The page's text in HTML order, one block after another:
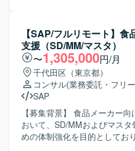
テストを行っていただきます
査・原因分析・改修対応、な
発を行います。また、JP1を
ットの設定・変更・改修も実
て、マスタ登録や移送作業な
アサインやリリース手続き、
定型運用作業もご担当いただきます。 【求め
当領域において自走して調査
ています。複数のチームや
められるコミュニケーション
定型業務と、状況に応じた柔
【SAP/フルリモート】
支援（SD/MM/マスタ）
〜1,305,000円/月
千代田区（東京都）
コンサル(業務委託・フリ
SAP
【募集背景】 食品メーカー
おいて、SD/MMおよびマス
めの体制強化を目的としております。 【作業内